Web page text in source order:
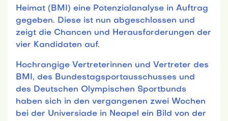
Heimat (BMI) eine Potenzialanalyse in Auftrag
gegeben. Diese ist nun abgeschlossen und
zeigt die Chancen und Herausforderungen der
vier Kandidaten auf.
Hochrangige Vertreterinnen und Vertreter des
BMI, des Bundestagsportausschusses und
des Deutschen Olympischen Sportbunds
haben sich in den vergangenen zwei Wochen
bei der Universiade in Neapel ein Bild von der